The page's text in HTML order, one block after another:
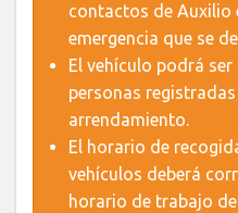
contactos de Auxilio
emergencia que se
El vehículo podrá
personas
arrendamiento.
El horario de
vehículos deberá
horario de trabajo